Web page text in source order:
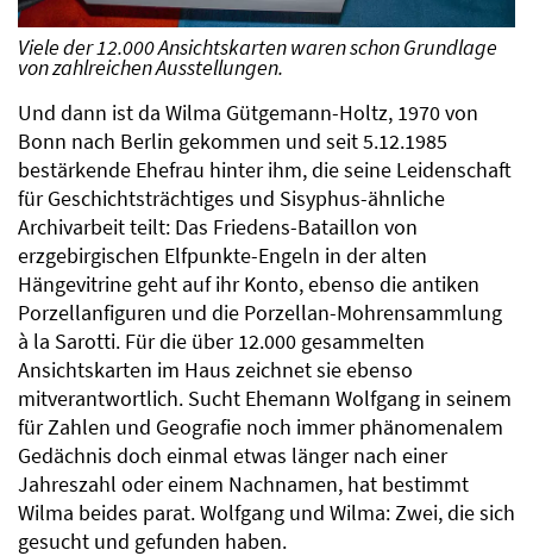
Viele der 12.000 Ansichtskarten waren schon Grundlage
von zahlreichen Ausstellungen.
Und dann ist da Wilma Gütgemann-Holtz, 1970 von
Bonn nach Berlin gekommen und seit 5.12.1985
bestärkende Ehefrau hinter ihm, die seine Leidenschaft
für Geschichtsträchtiges und Sisyphus-ähnliche
Archivarbeit teilt: Das Friedens-Bataillon von
erzgebirgischen Elfpunkte-Engeln in der alten
Hängevitrine geht auf ihr Konto, ebenso die antiken
Porzellanfiguren und die Porzellan-Mohrensammlung
à la Sarotti. Für die über 12.000 gesammelten
Ansichtskarten im Haus zeichnet sie ebenso
mitverantwortlich. Sucht Ehemann Wolfgang in seinem
für Zahlen und Geografie noch immer phänomenalem
Gedächnis doch einmal etwas länger nach einer
Jahreszahl oder einem Nachnamen, hat bestimmt
Wilma beides parat. Wolfgang und Wilma: Zwei, die sich
gesucht und gefunden haben.